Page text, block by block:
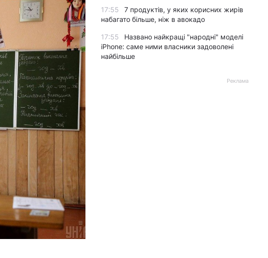
17:55
7 продуктів, у яких корисних жирів
набагато більше, ніж в авокадо
17:55
Названо найкращі "народні" моделі
iPhone: саме ними власники задоволені
найбільше
Реклама